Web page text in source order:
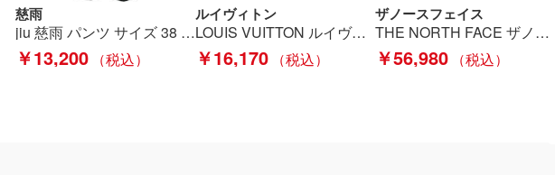
慈雨
jiu 慈雨 パンツ サイズ 38 レディース 30226226 ブラック Bランク
￥13,200
ルイヴィトン
LOUIS VUITTON ルイヴィトン ジップアップ パイピングデザイン ミニスカート SIZE 36 レディース グレー Bランク
￥16,170
ザノースフェイス
THE NORTH FACE ザノースフェイス パンツ ジョガーパンツ 651331XJDCE ベージュ サイズ Ｍ レディース 箱付き Aランク
￥56,980